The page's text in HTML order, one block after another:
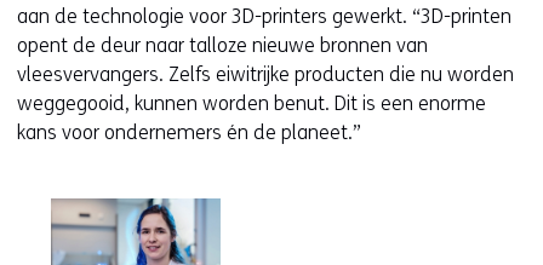
aan de technologie voor 3D-printers gewerkt. “3D-printen
opent de deur naar talloze nieuwe bronnen van
vleesvervangers. Zelfs eiwitrijke producten die nu worden
weggegooid, kunnen worden benut. Dit is een enorme
kans voor ondernemers én de planeet.”